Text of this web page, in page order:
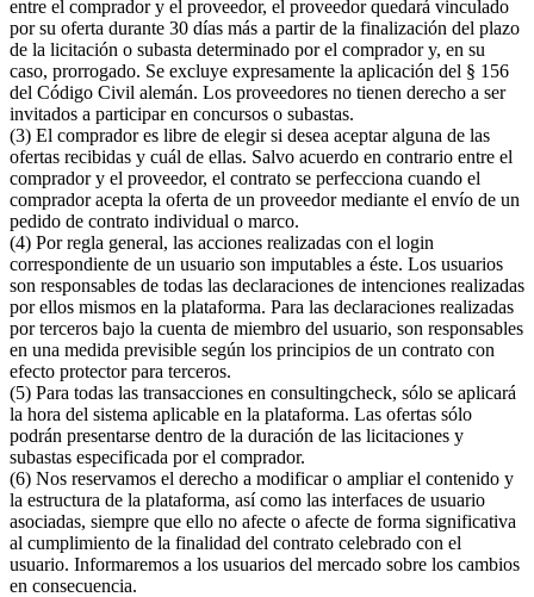
entre el comprador y el proveedor, el proveedor quedará vinculado
por su oferta durante 30 días más a partir de la finalización del plazo
de la licitación o subasta determinado por el comprador y, en su
caso, prorrogado. Se excluye expresamente la aplicación del § 156
del Código Civil alemán. Los proveedores no tienen derecho a ser
invitados a participar en concursos o subastas.
(3) El comprador es libre de elegir si desea aceptar alguna de las
ofertas recibidas y cuál de ellas. Salvo acuerdo en contrario entre el
comprador y el proveedor, el contrato se perfecciona cuando el
comprador acepta la oferta de un proveedor mediante el envío de un
pedido de contrato individual o marco.
(4) Por regla general, las acciones realizadas con el login
correspondiente de un usuario son imputables a éste. Los usuarios
son responsables de todas las declaraciones de intenciones realizadas
por ellos mismos en la plataforma. Para las declaraciones realizadas
por terceros bajo la cuenta de miembro del usuario, son responsables
en una medida previsible según los principios de un contrato con
efecto protector para terceros.
(5) Para todas las transacciones en consultingcheck, sólo se aplicará
la hora del sistema aplicable en la plataforma. Las ofertas sólo
podrán presentarse dentro de la duración de las licitaciones y
subastas especificada por el comprador.
(6) Nos reservamos el derecho a modificar o ampliar el contenido y
la estructura de la plataforma, así como las interfaces de usuario
asociadas, siempre que ello no afecte o afecte de forma significativa
al cumplimiento de la finalidad del contrato celebrado con el
usuario. Informaremos a los usuarios del mercado sobre los cambios
en consecuencia.